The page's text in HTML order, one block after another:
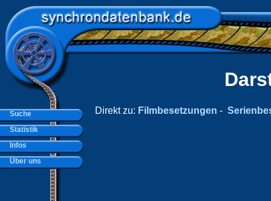
Direkt zu: Filmbesetzungen -
Suche
Statistik
Infos
Über uns